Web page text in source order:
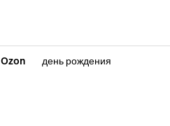
Ozon
день рождения